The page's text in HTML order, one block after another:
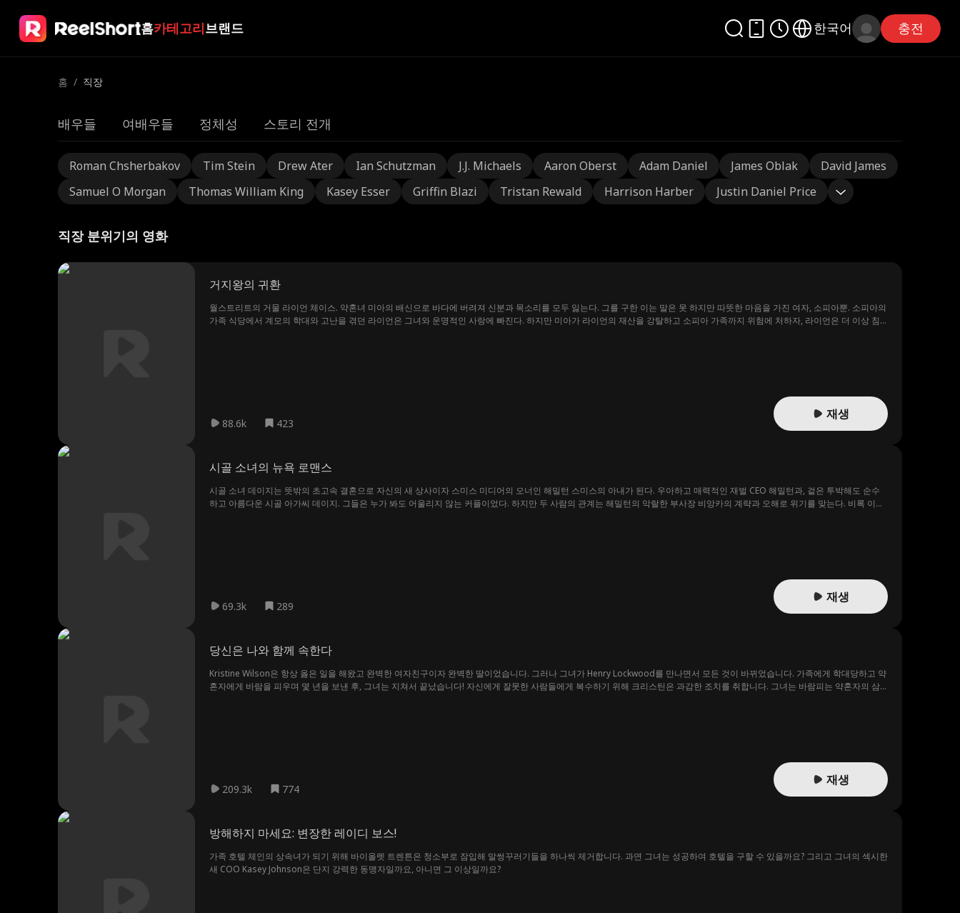
홈카테고리브랜드 한국어 충전
홈 / 직장
배우들 여배우들 정체성 스토리 전개
Roman Chsherbakov Tim Stein Drew Ater Ian Schutzman J.J. Michaels Aaron Oberst Adam Daniel James Oblak
David James
Samuel O Morgan
Thomas William King Kasey Esser Griffin Blazi Tristan Rewald Harrison Harber Justin Daniel Price
직장 분위기의 영화
거지왕의 귀환
월스트리트의 거물 라이언 체이스. 약혼녀 미아의 배신으로 바다에 버려져 신분과 목소리를 모두 잃는다. 그를 구한 이는 말은 못 하지만 따뜻한 마음을 가진 여자, 소피아뿐. 소피아의
가족 식당에서 계모의 학대와 고난을 겪던 라이언은 그녀와 운명적인 사랑에 빠진다. 하지만 미아가 라이언의 재산을 강탈하고 소피아 가족까지 위험에 처하자, 라이언은 더 이상 침
88.6k 423
재생
시골 소녀의 뉴욕 로맨스
시골 소녀 데이지는 뜻밖의 초고속 결혼으로 자신의 새 상사이자 스미스 미디어의 오너인 해밀턴 스미스의 아내가 된다. 우아하고 매력적인 재벌 CEO 해밀턴과, 겉은 투박해도 순수
하고 아름다운 시골 아가씨 데이지. 그들은 누가 봐도 어울리지 않는 커플이었다. 하지만 두 사람의 관계는 해밀턴의 악랄한 부사장 비앙카의 계략과 오해로 위기를 맞는다. 비록 이례
69.3k 289
재생
당신은 나와 함께 속한다
Kristine Wilson은 항상 옳은 일을 해왔고 완벽한 여자친구이자 완벽한 딸이었습니다. 그러나 그녀가 Henry Lockwood를 만나면서 모든 것이 바뀌었습니다. 가족에게 학대당하고 약
혼자에게 바람을 피우며 몇 년을 보낸 후, 그녀는 지쳐서 끝났습니다! 자신에게 잘못한 사람들에게 복수하기 위해 크리스틴은 과감한 조치를 취합니다. 그녀는 바람피는 약혼자의 삼
209.3k 774
재생
방해하지 마세요: 변장한 레이디 보스!
가족 호텔 체인의 상속녀가 되기 위해 바이올렛 트렌튼은 청소부로 잠입해 말썽꾸러기들을 하나씩 제거합니다. 과연 그녀는 성공하여 호텔을 구할 수 있을까요? 그리고 그녀의 섹시한
새 COO Kasey Johnson은 단지 강력한 동맹자일까요, 아니면 그 이상일까요?